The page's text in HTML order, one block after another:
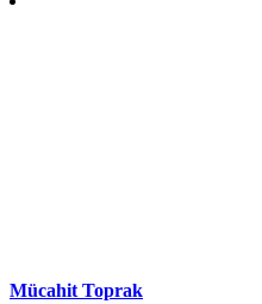
Mücahit Toprak